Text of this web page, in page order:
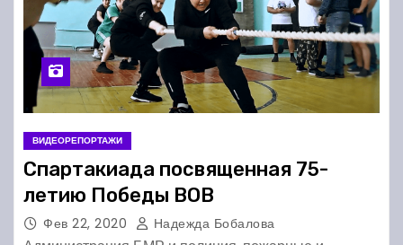
ВИДЕОРЕПОРТАЖИ
Спартакиада посвященная 75-
летию Победы ВОВ
Фев 22, 2020 Надежда Бобалова